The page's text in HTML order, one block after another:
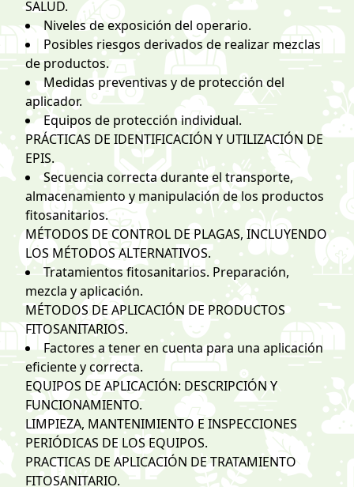
SALUD.
Niveles de exposición del operario.
Posibles riesgos derivados de realizar mezclas
de productos.
Medidas preventivas y de protección del
aplicador.
Equipos de protección individual.
PRÁCTICAS DE IDENTIFICACIÓN Y UTILIZACIÓN DE
EPIS.
Secuencia correcta durante el transporte,
almacenamiento y manipulación de los productos
fitosanitarios.
MÉTODOS DE CONTROL DE PLAGAS, INCLUYENDO
LOS MÉTODOS ALTERNATIVOS.
Tratamientos fitosanitarios. Preparación,
mezcla y aplicación.
MÉTODOS DE APLICACIÓN DE PRODUCTOS
FITOSANITARIOS.
Factores a tener en cuenta para una aplicación
eficiente y correcta.
EQUIPOS DE APLICACIÓN: DESCRIPCIÓN Y
FUNCIONAMIENTO.
LIMPIEZA, MANTENIMIENTO E INSPECCIONES
PERIÓDICAS DE LOS EQUIPOS.
PRACTICAS DE APLICACIÓN DE TRATAMIENTO
FITOSANITARIO.